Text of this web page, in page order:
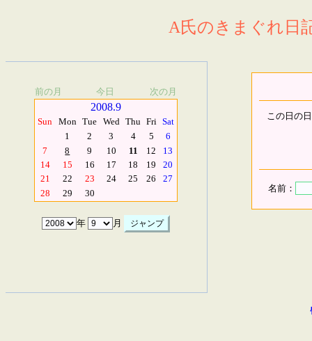
A氏のきまぐれ日
前の月 今日 次の月
2008.9
Sun Mon Tue Wed Thu Fri Sat
1
2 3 4 5
6
7
8 9 10 11 12
13
14
15 16 17 18 19
20
21
22 23 24 25 26
27
28
29 30
年 月
この日の
名前：